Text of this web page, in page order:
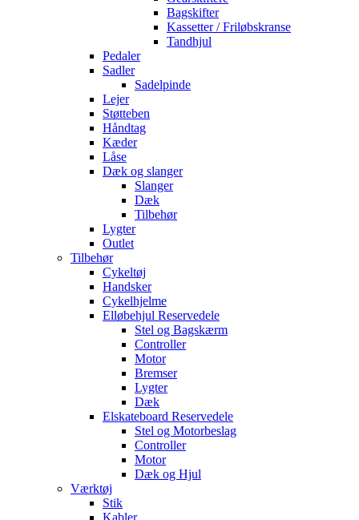
Bagskifter
Kassetter / Friløbskranse
Tandhjul
Pedaler
Sadler
Sadelpinde
Lejer
Støtteben
Håndtag
Kæder
Låse
Dæk og slanger
Slanger
Dæk
Tilbehør
Lygter
Outlet
Tilbehør
Cykeltøj
Handsker
Cykelhjelme
Elløbehjul Reservedele
Stel og Bagskærm
Controller
Motor
Bremser
Lygter
Dæk
Elskateboard Reservedele
Stel og Motorbeslag
Controller
Motor
Dæk og Hjul
Værktøj
Stik
Kabler